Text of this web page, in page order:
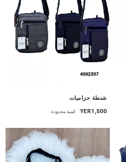
شنطة حزاميات
YER1,500 كمية محدودة